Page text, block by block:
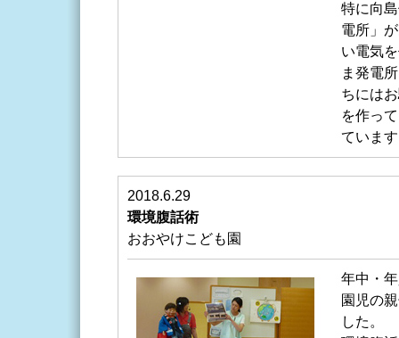
特に向
電所」
い電気
ま発電
ちには
を作っ
ていま
2018.6.29
環境腹話術
おおやけこども園
年中・
園児の
した。